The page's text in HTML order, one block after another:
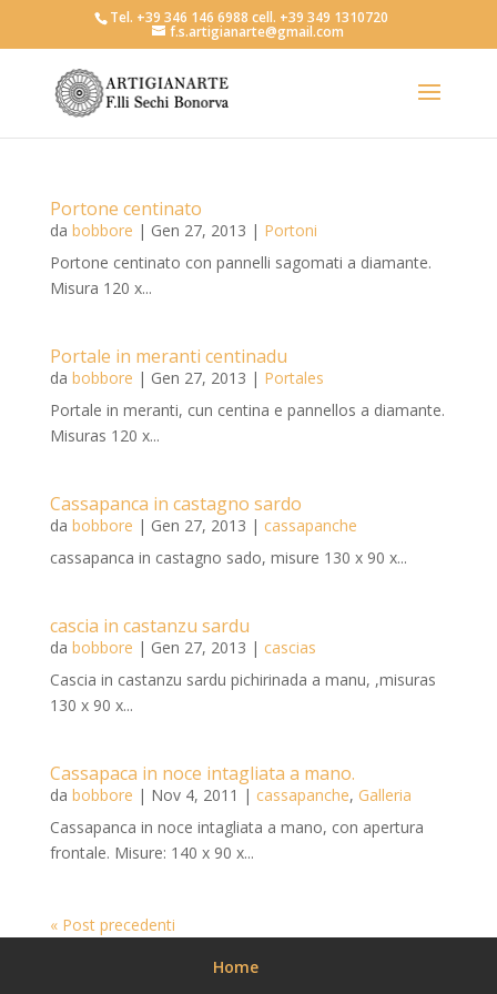
Tel. +39 346 146 6988 cell. +39 349 1310720
f.s.artigianarte@gmail.com
Portone centinato
da bobbore | Gen 27, 2013 | Portoni
Portone centinato con pannelli sagomati a diamante.
Misura 120 x...
Portale in meranti centinadu
da bobbore | Gen 27, 2013 | Portales
Portale in meranti, cun centina e pannellos a diamante.
Misuras 120 x...
Cassapanca in castagno sardo
da bobbore | Gen 27, 2013 | cassapanche
cassapanca in castagno sado, misure 130 x 90 x...
cascia in castanzu sardu
da bobbore | Gen 27, 2013 | cascias
Cascia in castanzu sardu pichirinada a manu, ,misuras
130 x 90 x...
Cassapaca in noce intagliata a mano.
da bobbore | Nov 4, 2011 | cassapanche, Galleria
Cassapanca in noce intagliata a mano, con apertura
frontale. Misure: 140 x 90 x...
« Post precedenti
Home